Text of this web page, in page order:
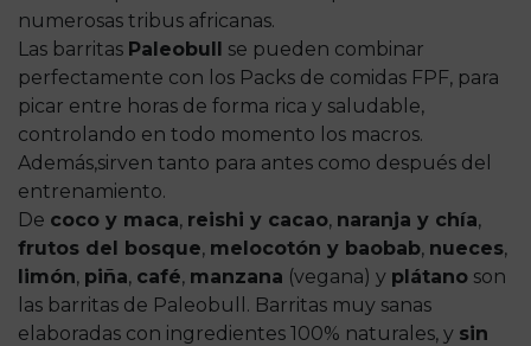
numerosas tribus africanas.
Las barritas Paleobull se pueden combinar
perfectamente con los Packs de comidas FPF, para
picar entre horas de forma rica y saludable,
controlando en todo momento los macros.
Además,sirven tanto para antes como después del
entrenamiento.
De coco y maca, reishi y cacao, naranja y chía,
frutos del bosque, melocotón y baobab, nueces,
limón, piña, café, manzana (vegana) y plátano son
las barritas de Paleobull. Barritas muy sanas
elaboradas con ingredientes 100% naturales, y sin